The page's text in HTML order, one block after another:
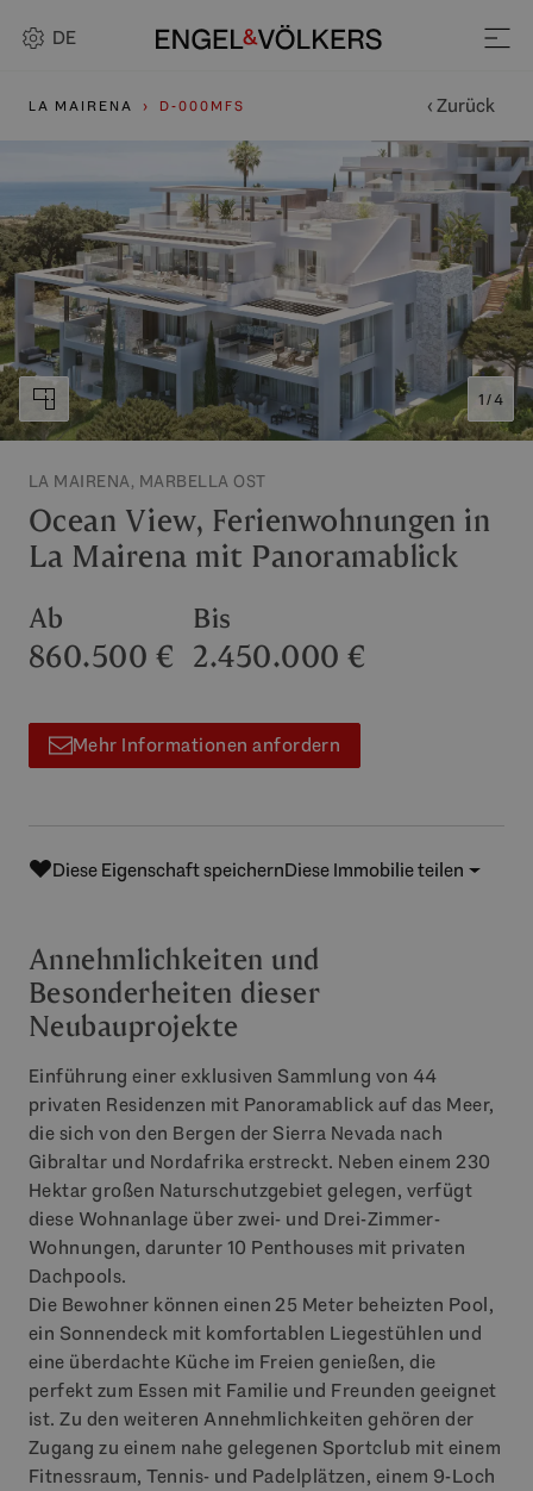
DE
LA MAIRENA D-000MFS ‹ Zurück
1 / 4
LA MAIRENA, MARBELLA OST
Ocean View, Ferienwohnungen in
La Mairena mit Panoramablick
Ab
860.500 €
Bis
2.450.000 €
Mehr Informationen anfordern
Diese Eigenschaft speichernDiese Immobilie teilen
Annehmlichkeiten und
Besonderheiten dieser
Neubauprojekte
Einführung einer exklusiven Sammlung von 44
privaten Residenzen mit Panoramablick auf das Meer,
die sich von den Bergen der Sierra Nevada nach
Gibraltar und Nordafrika erstreckt. Neben einem 230
Hektar großen Naturschutzgebiet gelegen, verfügt
diese Wohnanlage über zwei- und Drei-Zimmer-
Wohnungen, darunter 10 Penthouses mit privaten
Dachpools.
Die Bewohner können einen 25 Meter beheizten Pool,
ein Sonnendeck mit komfortablen Liegestühlen und
eine überdachte Küche im Freien genießen, die
perfekt zum Essen mit Familie und Freunden geeignet
ist. Zu den weiteren Annehmlichkeiten gehören der
Zugang zu einem nahe gelegenen Sportclub mit einem
Fitnessraum, Tennis- und Padelplätzen, einem 9-Loch